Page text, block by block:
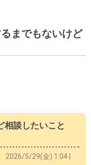
までもないけど
相談したいこと
2026/5/29(金) 1:04 |